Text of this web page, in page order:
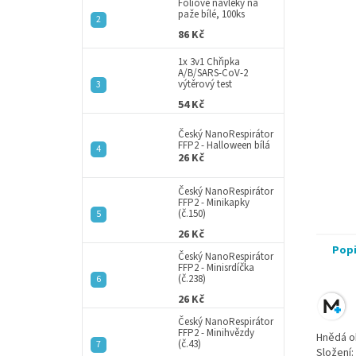
paže bílé, 100ks
86 Kč
1x 3v1 Chřipka
A/B/SARS-CoV-2
výtěrový test
54 Kč
Český NanoRespirátor
FFP2 - Halloween bílá
26 Kč
Český NanoRespirátor
FFP2 - Minikapky
(č.150)
26 Kč
Český NanoRespirátor
FFP2 - Minisrdíčka
(č.238)
26 Kč
Český NanoRespirátor
FFP2 - Minihvězdy
(č.43)
Hnědá